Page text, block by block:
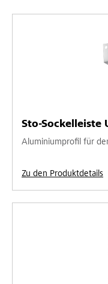
Sto-Sockelleiste
Aluminiumprofil für
Zu den Produktdetails